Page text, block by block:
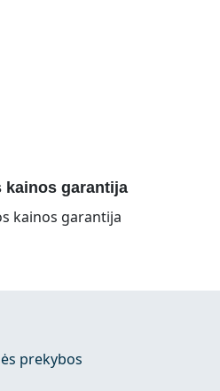
kainos garantija
prekybos